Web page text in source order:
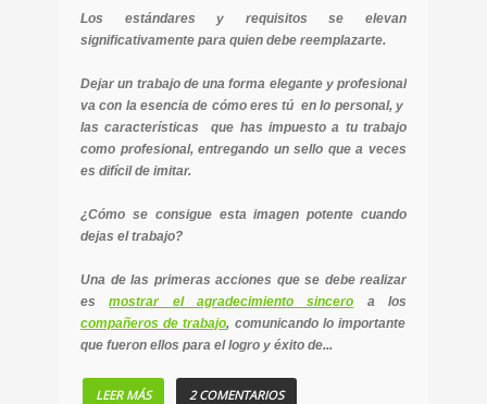
Los estándares y requisitos se elevan
significativamente para quien debe reemplazarte.
Dejar un trabajo de una forma elegante y profesional
va con la esencia de cómo eres tú en lo personal, y
las características que has impuesto a tu trabajo
como profesional, entregando un sello que a veces
es difícil de imitar.
¿Cómo se consigue esta imagen potente cuando
dejas el trabajo?
Una de las primeras acciones que se debe realizar
esmostrar el agradecimiento sincero a los
compañeros de trabajo, comunicando lo importante
que fueron ellos para el logro y éxito de...
LEER MÁS 2 COMENTARIOS